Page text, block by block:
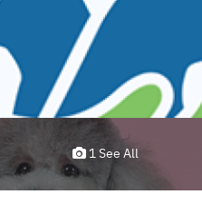
1 See All